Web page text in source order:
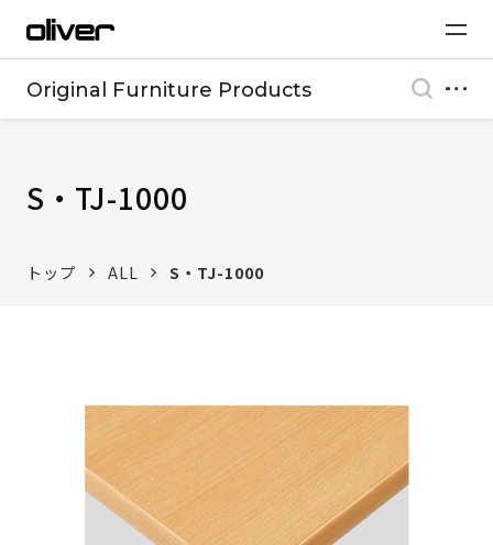
Original Furniture Products
S・TJ-1000
トップ ALL S・TJ-1000